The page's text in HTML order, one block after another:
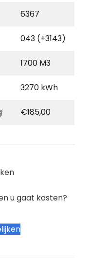
6367
043 (+3143)
1700 M3
3270 kWh
€185,00
u gaat kosten?